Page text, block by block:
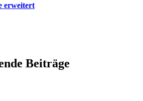
erweitert
Beiträge